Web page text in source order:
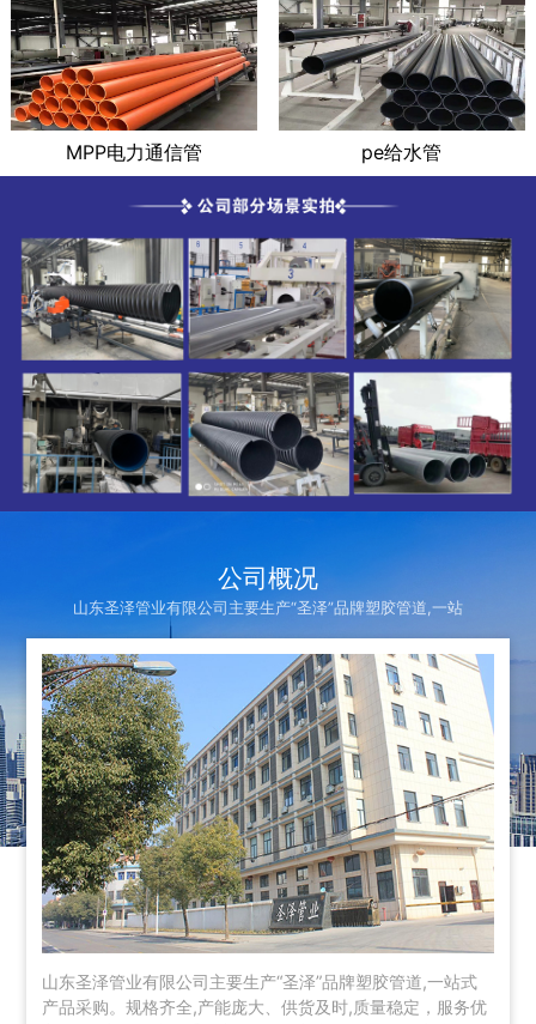
MPP电力通信管 pe给水管
公司概况
山东圣泽管业有限公司主要生产“圣泽”品牌塑胶管道,一站
山东圣泽管业有限公司主要生产“圣泽”品牌塑胶管道,一站式
产品采购。规格齐全,产能庞大、供货及时,质量稳定，服务优